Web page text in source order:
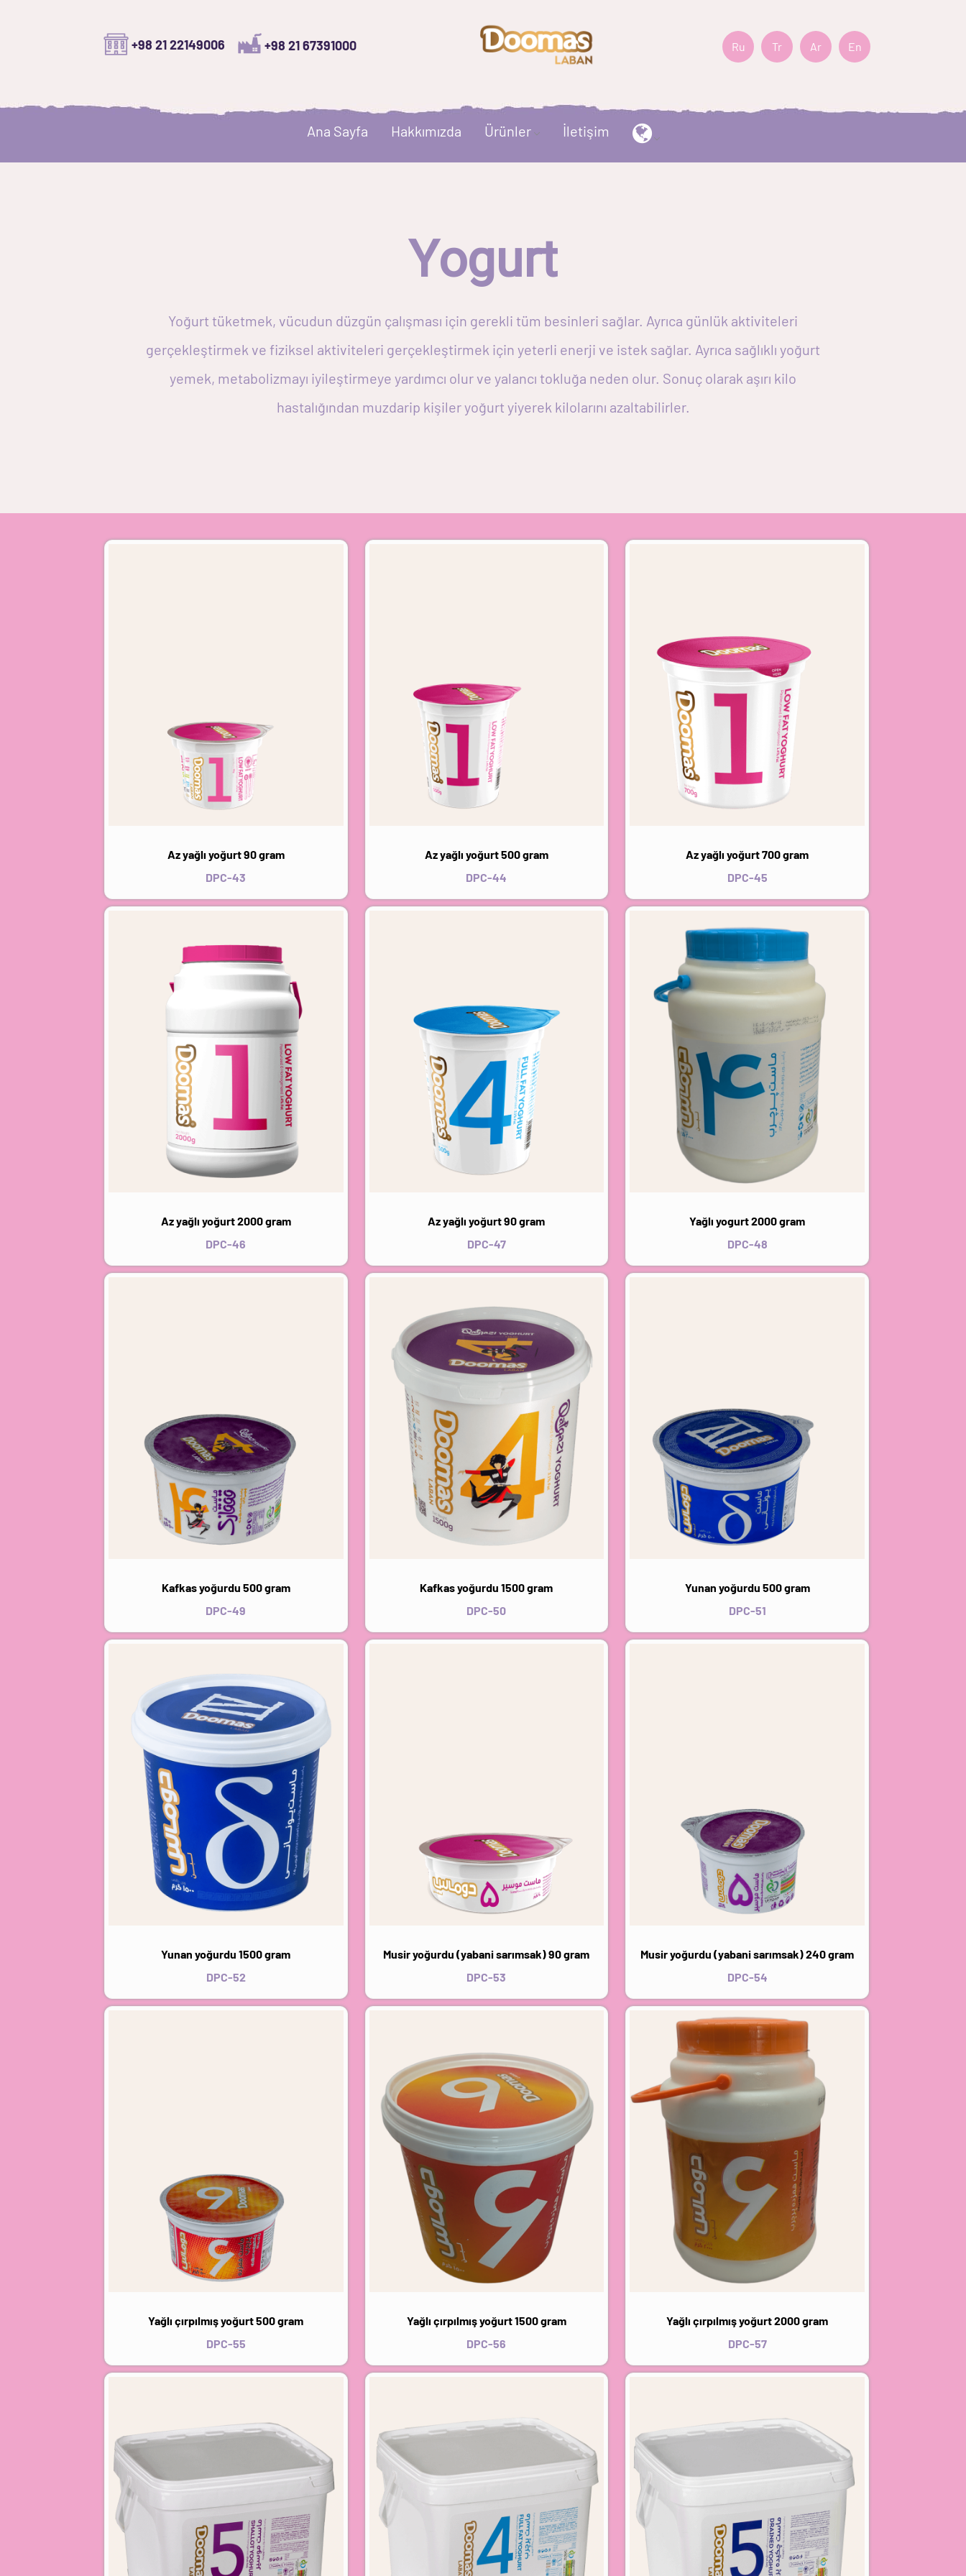
+98 21 22149006 +98 21 67391000 Ru Tr Ar En
Ana Sayfa Hakkımızda Ürünler İletişim
Yogurt
Yoğurt tüketmek, vücudun düzgün çalışması için gerekli tüm besinleri sağlar. Ayrıca günlük aktiviteleri
gerçekleştirmek ve fiziksel aktiviteleri gerçekleştirmek için yeterli enerji ve istek sağlar. Ayrıca sağlıklı yoğurt
yemek, metabolizmayı iyileştirmeye yardımcı olur ve yalancı tokluğa neden olur. Sonuç olarak aşırı kilo
hastalığından muzdarip kişiler yoğurt yiyerek kilolarını azaltabilirler.
Az yağlı yoğurt 90 gram
DPC-43
Az yağlı yoğurt 500 gram
DPC-44
Az yağlı yoğurt 700 gram
DPC-45
Az yağlı yoğurt 2000 gram
DPC-46
Az yağlı yoğurt 90 gram
DPC-47
Yağlı yogurt 2000 gram
DPC-48
Kafkas yoğurdu 500 gram
DPC-49
Kafkas yoğurdu 1500 gram
DPC-50
Yunan yoğurdu 500 gram
DPC-51
Yunan yoğurdu 1500 gram
DPC-52
Musir yoğurdu (yabani sarımsak) 90 gram
DPC-53
Musir yoğurdu (yabani sarımsak) 240 gram
DPC-54
Yağlı çırpılmış yoğurt 500 gram
DPC-55
Yağlı çırpılmış yoğurt 1500 gram
DPC-56
Yağlı çırpılmış yoğurt 2000 gram
DPC-57